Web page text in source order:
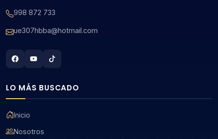
998 872 733
ue307hbba@hotmail.com
LO MÁS BUSCADO
Inicio
Nosotros